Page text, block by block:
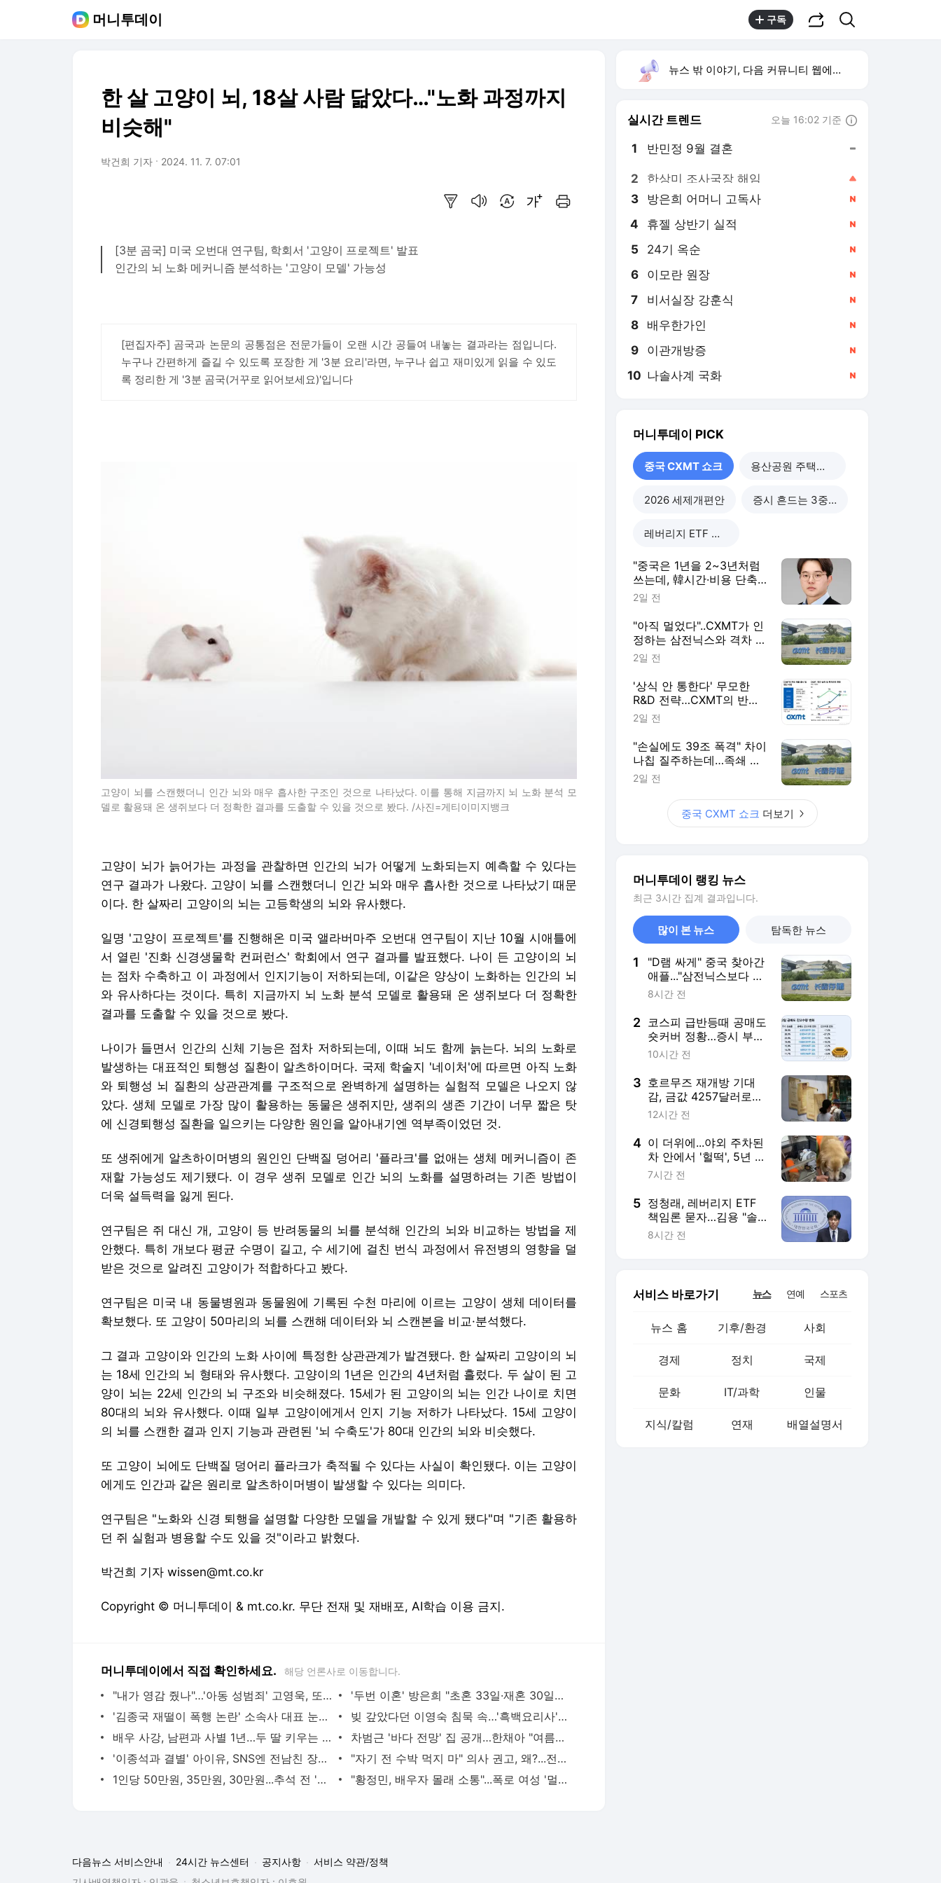
머니투데이 구독
한 살 고양이 뇌, 18살 사람 닮았다…"노화 과정까지
비슷해"
박건희 기자 2024. 11. 7. 07:01
[3분 곰국] 미국 오번대 연구팀, 학회서 '고양이 프로젝트' 발표
인간의 뇌 노화 메커니즘 분석하는 '고양이 모델' 가능성
[편집자주] 곰국과 논문의 공통점은 전문가들이 오랜 시간 공들여 내놓는 결과라는 점입니다.
누구나 간편하게 즐길 수 있도록 포장한 게 '3분 요리'라면, 누구나 쉽고 재미있게 읽을 수 있도
록 정리한 게 '3분 곰국(거꾸로 읽어보세요)'입니다
고양이 뇌를 스캔했더니 인간 뇌와 매우 흡사한 구조인 것으로 나타났다. 이를 통해 지금까지 뇌 노화 분석 모
델로 활용돼 온 생쥐보다 더 정확한 결과를 도출할 수 있을 것으로 봤다. /사진=게티이미지뱅크
고양이 뇌가 늙어가는 과정을 관찰하면 인간의 뇌가 어떻게 노화되는지 예측할 수 있다는
연구 결과가 나왔다. 고양이 뇌를 스캔했더니 인간 뇌와 매우 흡사한 것으로 나타났기 때문
이다. 한 살짜리 고양이의 뇌는 고등학생의 뇌와 유사했다.
일명 '고양이 프로젝트'를 진행해온 미국 앨라버마주 오번대 연구팀이 지난 10월 시애틀에
서 열린 '진화 신경생물학 컨퍼런스' 학회에서 연구 결과를 발표했다. 나이 든 고양이의 뇌
는 점차 수축하고 이 과정에서 인지기능이 저하되는데, 이같은 양상이 노화하는 인간의 뇌
와 유사하다는 것이다. 특히 지금까지 뇌 노화 분석 모델로 활용돼 온 생쥐보다 더 정확한
결과를 도출할 수 있을 것으로 봤다.
나이가 들면서 인간의 신체 기능은 점차 저하되는데, 이때 뇌도 함께 늙는다. 뇌의 노화로
발생하는 대표적인 퇴행성 질환이 알츠하이머다. 국제 학술지 '네이처'에 따르면 아직 노화
와 퇴행성 뇌 질환의 상관관계를 구조적으로 완벽하게 설명하는 실험적 모델은 나오지 않
았다. 생체 모델로 가장 많이 활용하는 동물은 생쥐지만, 생쥐의 생존 기간이 너무 짧은 탓
에 신경퇴행성 질환을 일으키는 다양한 원인을 알아내기엔 역부족이었던 것.
또 생쥐에게 알츠하이머병의 원인인 단백질 덩어리 '플라크'를 없애는 생체 메커니즘이 존
재할 가능성도 제기됐다. 이 경우 생쥐 모델로 인간 뇌의 노화를 설명하려는 기존 방법이
더욱 설득력을 잃게 된다.
연구팀은 쥐 대신 개, 고양이 등 반려동물의 뇌를 분석해 인간의 뇌와 비교하는 방법을 제
안했다. 특히 개보다 평균 수명이 길고, 수 세기에 걸친 번식 과정에서 유전병의 영향을 덜
받은 것으로 알려진 고양이가 적합하다고 봤다.
연구팀은 미국 내 동물병원과 동물원에 기록된 수천 마리에 이르는 고양이 생체 데이터를
확보했다. 또 고양이 50마리의 뇌를 스캔해 데이터와 뇌 스캔본을 비교·분석했다.
그 결과 고양이와 인간의 노화 사이에 특정한 상관관계가 발견됐다. 한 살짜리 고양이의 뇌
는 18세 인간의 뇌 형태와 유사했다. 고양이의 1년은 인간의 4년처럼 흘렀다. 두 살이 된 고
양이 뇌는 22세 인간의 뇌 구조와 비슷해졌다. 15세가 된 고양이의 뇌는 인간 나이로 치면
80대의 뇌와 유사했다. 이때 일부 고양이에게서 인지 기능 저하가 나타났다. 15세 고양이
의 뇌를 스캔한 결과 인지 기능과 관련된 '뇌 수축도'가 80대 인간의 뇌와 비슷했다.
또 고양이 뇌에도 단백질 덩어리 플라크가 축적될 수 있다는 사실이 확인됐다. 이는 고양이
에게도 인간과 같은 원리로 알츠하이머병이 발생할 수 있다는 의미다.
연구팀은 "노화와 신경 퇴행을 설명할 다양한 모델을 개발할 수 있게 됐다"며 "기존 활용하
던 쥐 실험과 병용할 수도 있을 것"이라고 밝혔다.
박건희 기자 wissen@mt.co.kr
Copyright © 머니투데이 & mt.co.kr. 무단 전재 및 재배포, AI학습 이용 금지.
머니투데이에서 직접 확인하세요. 해당 언론사로 이동합니다.
"내가 영감 줬나"…'아동 성범죄' 고영욱, 또 난데없이 GD 소환 - 머니투데이
'두번 이혼' 방은희 "초혼 33일·재혼 30일만 결혼…시건방 떨어"
'김종국 재떨이 폭행 논란' 소속사 대표 눈물…"조금만 참을 걸" - 머니투데이
빚 갚았다던 이영숙 침묵 속…'흑백요리사' 출연료까지 압류 - 머니투데이
배우 사강, 남편과 사별 1년…두 딸 키우는 워킹맘 일상 공개 - 머니투데이
차범근 '바다 전망' 집 공개…한채아 "여름휴가 시댁에서" - 머니투데이
'이종석과 결별' 아이유, SNS엔 전남친 장기하 곡…팬들 '깜짝' - 머니투데이
"자기 전 수박 먹지 마" 의사 권고, 왜?...전신 건강 해치는 초열대야 - 머니투데이
1인당 50만원, 35만원, 30만원...추석 전 '민생지원금' 받는 곳 - 머니투데이
"황정민, 배우자 몰래 소통"...폭로 여성 '멀티프로필 사진' 추가 공개 - 머니투데이
뉴스 밖 이야기, 다음 커뮤니티 웹에서 보기
실시간 트렌드 오늘 16:02 기준
1 반민정 9월 결혼
2 한상미 조사국장 해임
3 방은희 어머니 고독사
4 휴젤 상반기 실적
5 24기 옥순
6 이모란 원장
7 비서실장 강훈식
8 배우한가인
9 이관개방증
10 나솔사계 국화
머니투데이 PICK
중국 CXMT 쇼크 용산공원 주택공급
2026 세제개편안 증시 흔드는 3중 쏠림
레버리지 ETF 해법은
"중국은 1년을 2~3년처럼
쓰는데, 韓시간·비용 단축
할 정책 시급"
2일 전
"아직 멀었다"..CXMT가 인
정하는 삼전닉스와 격차 들
여다보니
2일 전
'상식 안 통한다' 무모한
R&D 전략…CXMT의 반도
체 축지법
2일 전
"손실에도 39조 폭격" 차이
나칩 질주하는데…족쇄 찬
'삼전닉스' 탄식
2일 전
중국 CXMT 쇼크 더보기
머니투데이 랭킹 뉴스
최근 3시간 집계 결과입니다.
많이 본 뉴스 탐독한 뉴스
1
"D램 싸게" 중국 찾아간
애플..."삼전닉스보다 더
줘" 요구에 계약 무산
8시간 전
2 코스피 급반등때 공매도
숏커버 정황…증시 부양
신호탄?
10시간 전
3 호르무즈 재개방 기대
감, 금값 4257달러로
'쑥'…7주 만에 최고치
12시간 전
4 이 더위에...야외 주차된
차 안에서 '헐떡', 5년 갇
혀 산 리트리버
7시간 전
5 정청래, 레버리지 ETF
책임론 묻자…김용 "솔
직히 반명 커밍아웃해
8시간 전
서비스 바로가기 뉴스 연예 스포츠
뉴스 홈 기후/환경 사회
경제 정치 국제
문화 IT/과학 인물
지식/칼럼 연재 배열설명서
다음뉴스 서비스안내 24시간 뉴스센터 공지사항
서비스 약관/정책